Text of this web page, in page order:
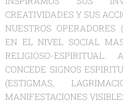
CREATIVIDADES Y SUS
NUESTROS
EN EL NIVEL SOCIAL
RELIGIOSO-
CONCEDE SIGNOS
(ESTIGMAS,
MANIFESTACIONES